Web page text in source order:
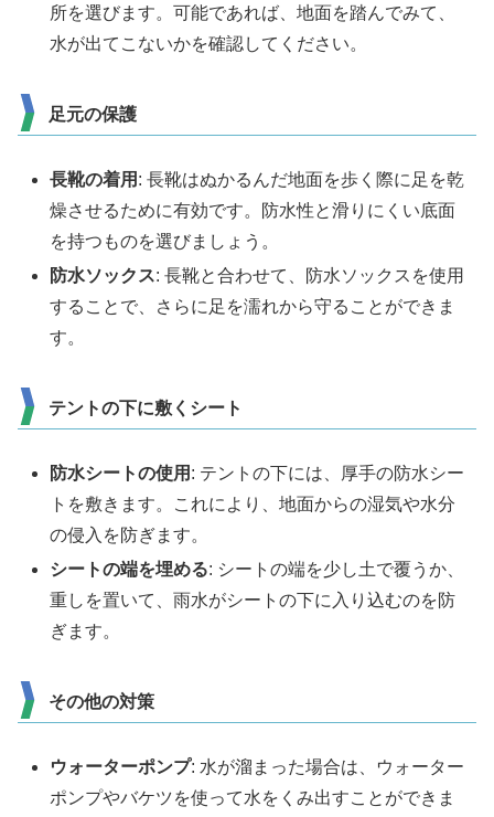
所を選びます。可能であれば、地面を踏んでみて、
水が出てこないかを確認してください。
足元の保護
長靴の着用 : 長靴はぬかるんだ地面を歩く際に足を乾
燥させるために有効です。防水性と滑りにくい底面
を持つものを選びましょう。
防水ソックス: 長靴と合わせて、防水ソックスを使用
することで、さらに足を濡れから守ることができま
す。
テントの下に敷くシート
防水シートの使用 : テントの下には、厚手の防水シー
トを敷きます。これにより、地面からの湿気や水分
の侵入を防ぎます。
シートの端を埋める: シートの端を少し土で覆うか、
重しを置いて、雨水がシートの下に入り込むのを防
ぎます。
その他の対策
ウォーターポンプ: 水が溜まった場合は、ウォーター
ポンプやバケツを使って水をくみ出すことができま